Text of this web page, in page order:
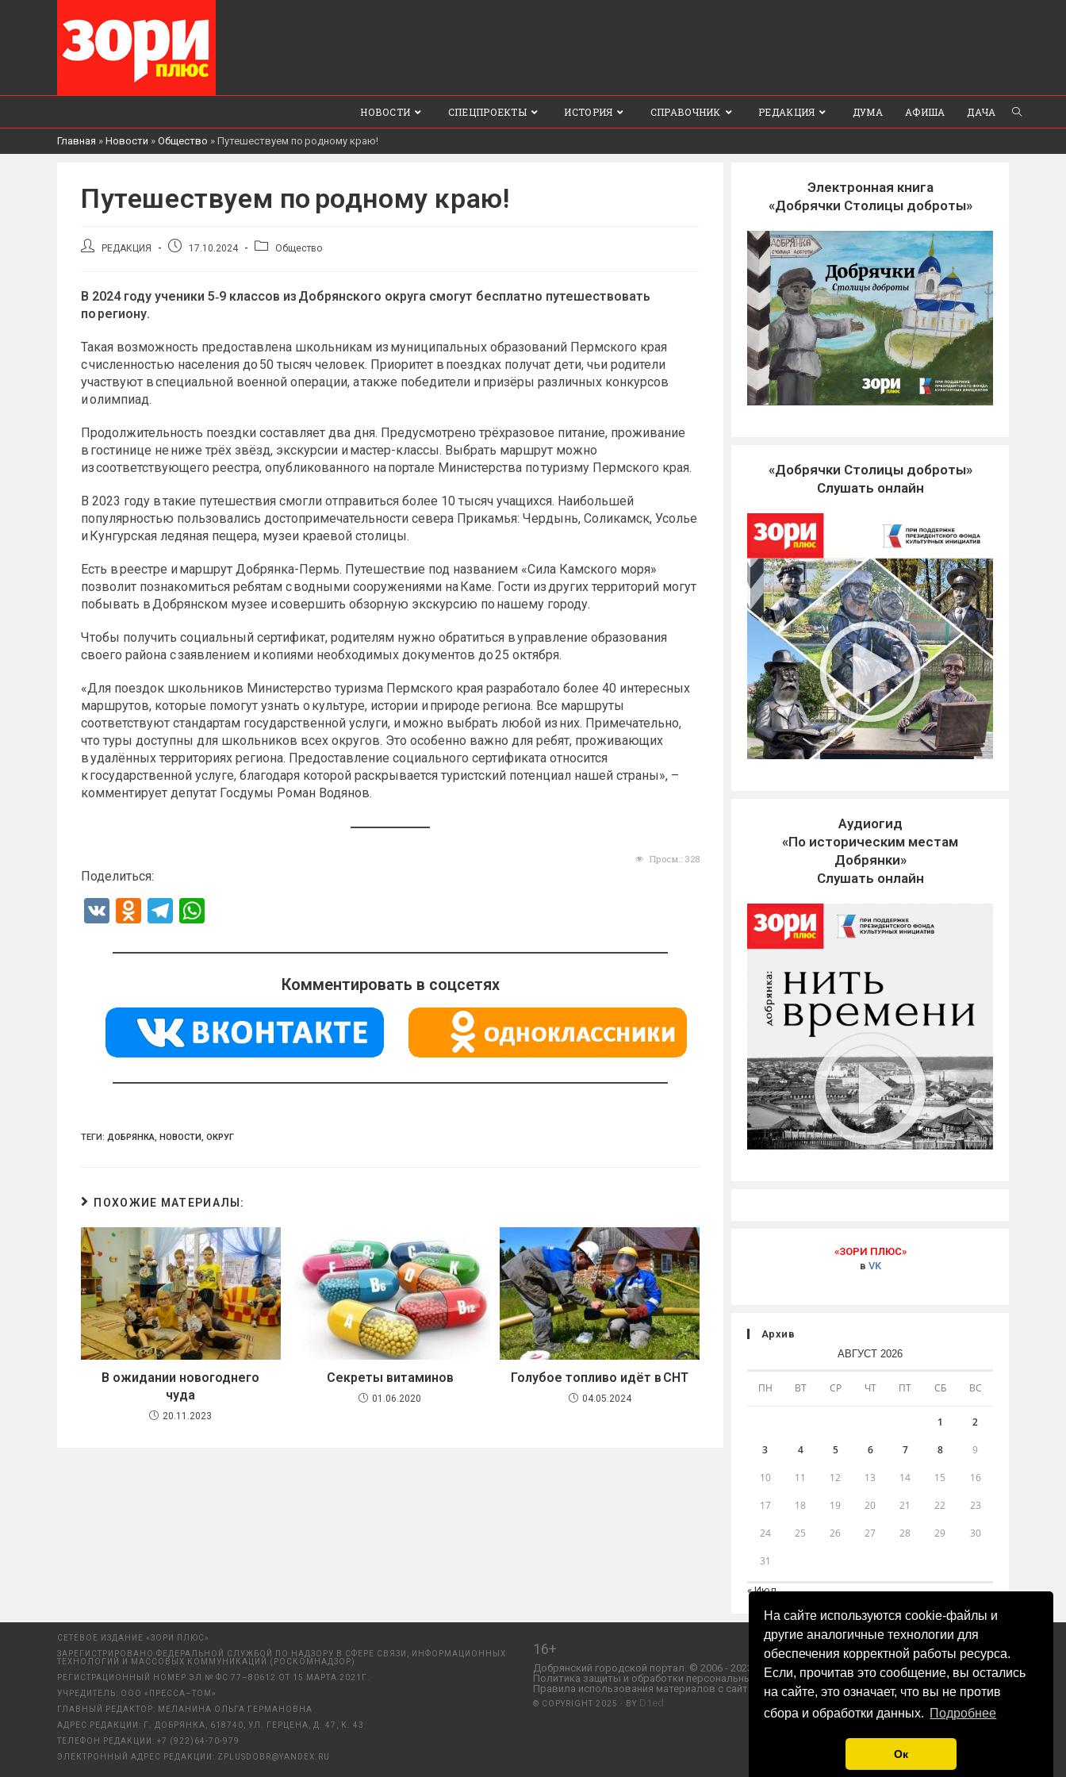
На сайте используются cookie-файлы и
другие аналогичные технологии для
обеспечения корректной работы ресурса.
Если, прочитав это сообщение, вы остались
на сайте, это означает, что вы не против
сбора и обработки данных. Подробнее
Ок
НОВОСТИ СПЕЦПРОЕКТЫ ИСТОРИЯ СПРАВОЧНИК РЕДАКЦИЯ ДУМА АФИША ДАЧА
Главная » Новости » Общество » Путешествуем по родному краю!
Путешествуем по родному краю!
АвторРЕДАКЦИЯ
Запись17.10.2024
РубрикаОбщество
В 2024 году ученики 5‑9 классов из Добрянского округа смогут бесплатно путешествовать
по региону.
Такая возможность предоставлена школьникам из муниципальных образований Пермского края
с численностью населения до 50 тысяч человек. Приоритет в поездках получат дети, чьи родители
участвуют в специальной военной операции, а также победители и призёры различных конкурсов
и олимпиад.
Продолжительность поездки составляет два дня. Предусмотрено трёхразовое питание, проживание
в гостинице не ниже трёх звёзд, экскурсии и мастер-классы. Выбрать маршрут можно
из соответствующего реестра, опубликованного на портале Министерства по туризму Пермского края.
В 2023 году в такие путешествия смогли отправиться более 10 тысяч учащихся. Наибольшей
популярностью пользовались достопримечательности севера Прикамья: Чердынь, Соликамск, Усолье
и Кунгурская ледяная пещера, музеи краевой столицы.
Есть в реестре и маршрут Добрянка-Пермь. Путешествие под названием «Сила Камского моря»
позволит познакомиться ребятам с водными сооружениями на Каме. Гости из других территорий могут
побывать в Добрянском музее и совершить обзорную экскурсию по нашему городу.
Чтобы получить социальный сертификат, родителям нужно обратиться в управление образования
своего района с заявлением и копиями необходимых документов до 25 октября.
«Для поездок школьников Министерство туризма Пермского края разработало более 40 интересных
маршрутов, которые помогут узнать о культуре, истории и природе региона. Все маршруты
соответствуют стандартам государственной услуги, и можно выбрать любой из них. Примечательно,
что туры доступны для школьников всех округов. Это особенно важно для ребят, проживающих
в удалённых территориях региона. Предоставление социального сертификата относится
к государственной услуге, благодаря которой раскрывается туристский потенциал нашей страны», –
комментирует депутат Госдумы Роман Водянов.
Просм.: 328
Поделиться:
V
O
n
kl
a
ss
ni
T
e
a
m
at
A
p
p
Комментировать в соцсетях
ТЕГИ: ДОБРЯНКА, НОВОСТИ, ОКРУГ
ПОХОЖИЕ МАТЕРИАЛЫ:
В ожидании новогоднего
чуда
20.11.2023
Секреты витаминов
01.06.2020
Голубое топливо идёт в СНТ
04.05.2024
Электронная книга
«Добрячки Столицы доброты»
«Добрячки Столицы доброты»
Слушать онлайн
Аудиогид
«По историческим местам
Добрянки»
Слушать онлайн
«ЗОРИ ПЛЮС»
в VK
Архив
АВГУСТ 2026
ПН ВТ СР ЧТ ПТ СБ ВС
1 2
3 4 5 6 7 8 9
10 11 12 13 14 15 16
17 18 19 20 21 22 23
24 25 26 27 28 29 30
31
« Июл
СЕТЕВОЕ ИЗДАНИЕ «ЗОРИ ПЛЮС»
ЗАРЕГИСТРИРОВАНО ФЕДЕРАЛЬНОЙ СЛУЖБОЙ ПО НАДЗОРУ В СФЕРЕ СВЯЗИ, ИНФОРМАЦИОННЫХ
ТЕХНОЛОГИЙ И МАССОВЫХ КОММУНИКАЦИЙ (РОСКОМНАДЗОР)
РЕГИСТРАЦИОННЫЙ НОМЕР ЭЛ № ФС 77–80612 ОТ 15 МАРТА 2021Г.
УЧРЕДИТЕЛЬ: ООО «ПРЕССА–ТОМ»
ГЛАВНЫЙ РЕДАКТОР: МЕЛАНИНА ОЛЬГА ГЕРМАНОВНА
АДРЕС РЕДАКЦИИ: Г. ДОБРЯНКА, 618740, УЛ. ГЕРЦЕНА, Д. 47, К. 43
ТЕЛЕФОН РЕДАКЦИИ: +7 (922)64-70-979
ЭЛЕКТРОННЫЙ АДРЕС РЕДАКЦИИ: ZPLUSDOBR@YANDEX.RU
16+
Добрянский городской портал. © 2006 - 2023 ООО «Пресса-Том».
Политика защиты и обработки персональных данных ООО «Пресса-Том».
Правила использования материалов с сайта «ЗОРИ ПЛЮС».
© COPYRIGHT 2025 · BY D1ed